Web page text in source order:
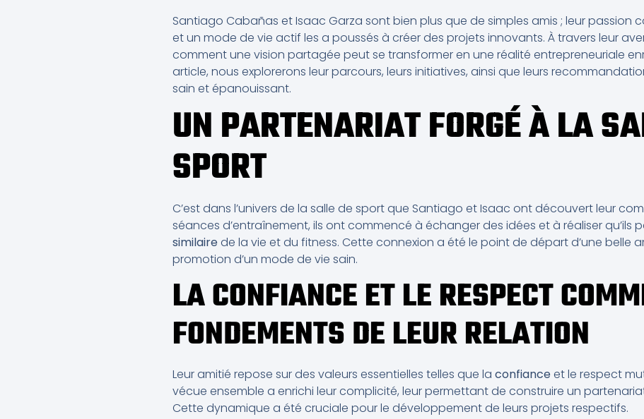
Santiago Cabañas et Isaac Garza sont bien plus que de simples amis ; leur passion
et un mode de vie actif les a poussés à créer des projets innovants. À travers leur
comment une vision partagée peut se transformer en une réalité entrepreneuriale
article, nous explorerons leur parcours, leurs initiatives, ainsi que leurs
sain et épanouissant.
UN PARTENARIAT FORGÉ À LA
SPORT
C’est dans l’univers de la salle de sport que Santiago et Isaac ont découvert leur
séances d’entraînement, ils ont commencé à échanger des idées et à réaliser qu’ils
similairede la vie et du fitness. Cette connexion a été le point de départ d’une belle
promotion d’un mode de vie sain.
LA CONFIANCE ET LE RESPECT
FONDEMENTS DE LEUR RELATION
Leur amitié repose sur des valeurs essentielles telles que la confianceet le respect
vécue ensemble a enrichi leur complicité, leur permettant de construire un
Cette dynamique a été cruciale pour le développement de leurs projets respectifs.